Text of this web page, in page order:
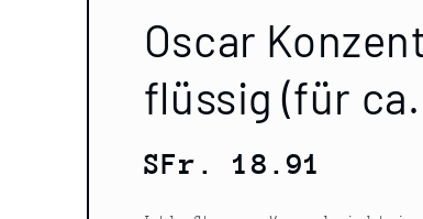
Oscar
flüssig (für
Normaler
SFr. 18.91